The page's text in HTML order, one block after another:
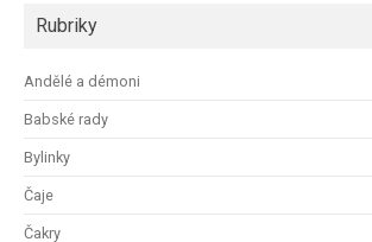
Rubriky
Andělé a démoni
Babské rady
Bylinky
Čaje
Čakry